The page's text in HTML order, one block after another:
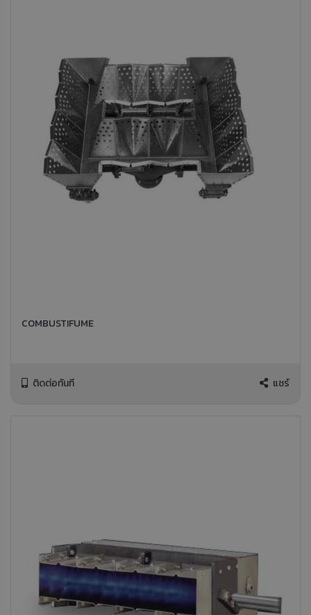
COMBUSTIFUME
ติดต่อทันที แชร์